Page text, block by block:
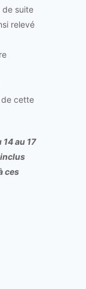
de suite
relevé
de cette
au 17
ces